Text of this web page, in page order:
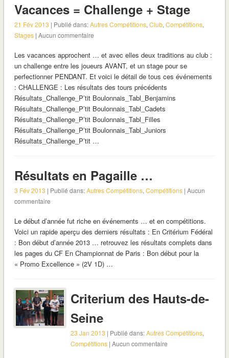
Vacances = Challenge + Stage
21 Fév 2013 | Publié dans:Autres Compétitions, Club, Compétitions,
Stages| Aucun commentaire
Les vacances approchent … et avec elles deux traditions au club :
un challenge entre les joueurs AVANT, et un stage pour se
perfectionner PENDANT. Et voici le détail de tous ces événements
: CHALLENGE : Les résultats des tours précédents
Résultats_Challenge_P’tit Boulonnais_Tabl_Benjamins
Résultats_Challenge_P’tit Boulonnais_Tabl_Cadets
Résultats_Challenge_P’tit Boulonnais_Tabl_Filles
Résultats_Challenge_P’tit Boulonnais_Tabl_Juniors
Résultats_Challenge_P’tit …
Résultats en Pagaille …
3 Fév 2013 | Publié dans:Autres Compétitions, Compétitions| Aucun
commentaire
Le début d’année fut riche en événements … et en compétitions.
Voici un rapide aperçu des derniers résultats : En Critérium Fédéral
: Bon début d’année 2013 … retrouvez les résultats complets dans
les pages du CF En Championnat de Paris : Bon début pour la
« Promo Excellence » (2V 1D) …
Criterium des Hauts-de-
Seine
23 Jan 2013 | Publié dans:Autres Compétitions,
Compétitions | Aucun commentaire